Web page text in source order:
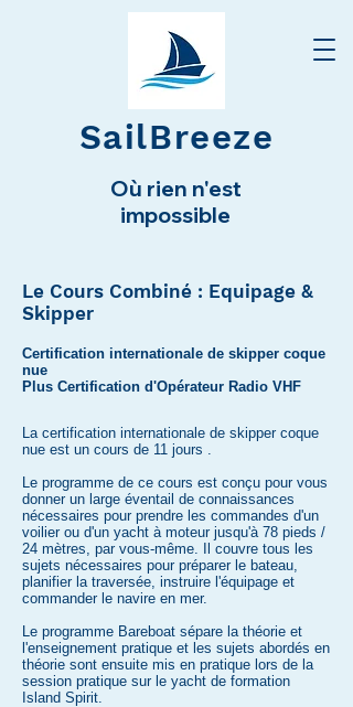
SailBreeze
Où rien n'est
impossible
Le Cours Combiné : Equipage &
Skipper
Certification internationale de skipper coque
nue
Plus Certification d'Opérateur Radio VHF
La certification internationale de skipper coque
nue est un cours de 11 jours .
Le programme de ce cours est conçu pour vous
donner un large éventail de connaissances
nécessaires pour prendre les commandes d'un
voilier ou d'un yacht à moteur jusqu'à 78 pieds /
24 mètres, par vous-même. Il couvre tous les
sujets nécessaires pour préparer le bateau,
planifier la traversée, instruire l'équipage et
commander le navire en mer.
Le programme Bareboat sépare la théorie et
l'enseignement pratique et les sujets abordés en
théorie sont ensuite mis en pratique lors de la
session pratique sur le yacht de formation
Island Spirit.